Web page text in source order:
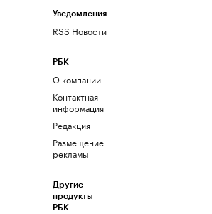
Уведомления
RSS Новости
РБК
О компании
Контактная
информация
Редакция
Размещение
рекламы
Другие
продукты
РБК